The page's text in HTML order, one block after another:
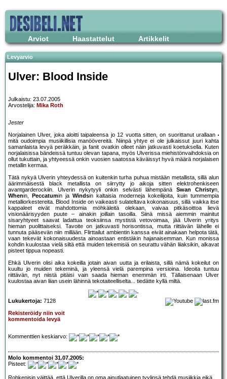
Arviot Haastattelut Artikkelit
Levyarvio
Ulver: Blood Inside
Julkaistu: 23.07.2005
Arvostelija: Mika Roth
Jester
Norjalainen Ulver, joka aloitti taipaleensa jo 12 vuotta sitten, on suorittanut urallaan
mitä oudoimpia musiikillisia manöövereitä. Niinpä yhtye ei ole julkaissut juuri kahta
samanlaista levyä peräkkäin, ja fanit ovatkin olleet näin jatkuvasti koetuksella. Kuten
norjalaisissa bändeissä tuntuu olevan tapana, myös Ulverissa miehistönvaihdoksia on
ollut tukuttain, ja yhtyeessä onkin vuosien saatossa käväissyt hyvä määrä norjalaisen
metallin kermaa.
Tätä nykyä Ulverin yhteydessä on kuitenkin turha puhua mistään metallista, sillä alun
äärimmäisestä black metallista on siirrytty jo aikoja sitten elektrohenkiseen
avantgarderockiin. Ulverin nykytyyli onkin selvästi lähempänä Swan Christyn,
Whenin, Peccatumin ja Windsin kaltaisia moderneja kokeilijoita, kuin tummempia
metalliorkestereita. Blood Inside on vaikeasti sulateltava kokonaisuus, sillä vaikka itse
kappaleet eivät mahdottomia möhkäleitä olekaan, vaivaa pitkäsoittoa lievä
visionäärisyyden puute – ainakin joillain tasoilla. Siinä missä aiemmin mainitut
sisaryhtyeet saavat ladattua teoksiinsa mystistä vetovoimaa, jää Ulverin yritys
hieman puolittaiseksi. Tavoite on jatkuvasti horisontissa, mutta riittävän lähelle ei
tunnuta pääsevän niin millään. Flirttailut ambientin kanssa eivät ainakaan helpota tätä,
vaan tekevät kokonaisuudesta ainoastaan entistäkin hajanaisemman. Kun monissa
kohdin kuulostaa vielä siltä että muiden tekemisiä on seurattu vähän liiaksikin, alkavat
pisteet tippua nopeasti.
Ehkä Ulverin olisi aika kokeilla jotain aivan uutta ja erilaista, sillä nämä kokeilut on
kuultu jo muiden tekeminä, ja yleensä vielä parempina versioina. Ideoita tuntuu
riittävän, nyt niistä pitäisi vain saada hieman enemmän irti. Tällaisenaan Ulver
kuulostaa aivan liian usein lähinnä tekotaiteelliselta... tiedätte kyllä miltä.
Lukukertoja: 7128
Rekisteröidy niin voit
kommentoida levyä
Kommenttien keskiarvo:
Molo kommentoi 31.07.2005:
Pisteet:
Rohkenisin väittää, että Ulverilla on oma ainutlaatuinen tyylinsä tehdä musiikkia eikä